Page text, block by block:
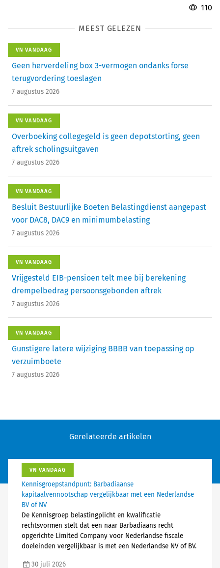
110
MEEST GELEZEN
VN VANDAAG
Geen herverdeling box 3-vermogen ondanks forse
terugvordering toeslagen
7 augustus 2026
VN VANDAAG
Overboeking collegegeld is geen depotstorting, geen
aftrek scholingsuitgaven
7 augustus 2026
VN VANDAAG
Besluit Bestuurlijke Boeten Belastingdienst aangepast
voor DAC8, DAC9 en minimumbelasting
7 augustus 2026
VN VANDAAG
Vrijgesteld EIB-pensioen telt mee bij berekening
drempelbedrag persoonsgebonden aftrek
7 augustus 2026
VN VANDAAG
Gunstigere latere wijziging BBBB van toepassing op
verzuimboete
7 augustus 2026
Gerelateerde artikelen
VN VANDAAG
Kennisgroepstandpunt: Barbadiaanse
kapitaalvennootschap vergelijkbaar met een Nederlandse
BV of NV
De Kennisgroep belastingplicht en kwalificatie
rechtsvormen stelt dat een naar Barbadiaans recht
opgerichte Limited Company voor Nederlandse fiscale
doeleinden vergelijkbaar is met een Nederlandse NV of BV.
30 juli 2026